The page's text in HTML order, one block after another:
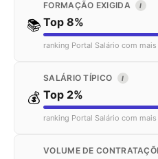
📚
FORMAÇÃO EXIGIDA I
Top 8%
ranking Portal Salário com
💰
SALÁRIO TÍPICO I
Top 2%
ranking Portal Salário com
VOLUME DE